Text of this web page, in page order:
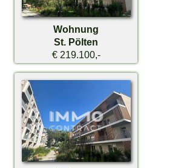
Wohnung
St. Pölten
€ 219.100,-